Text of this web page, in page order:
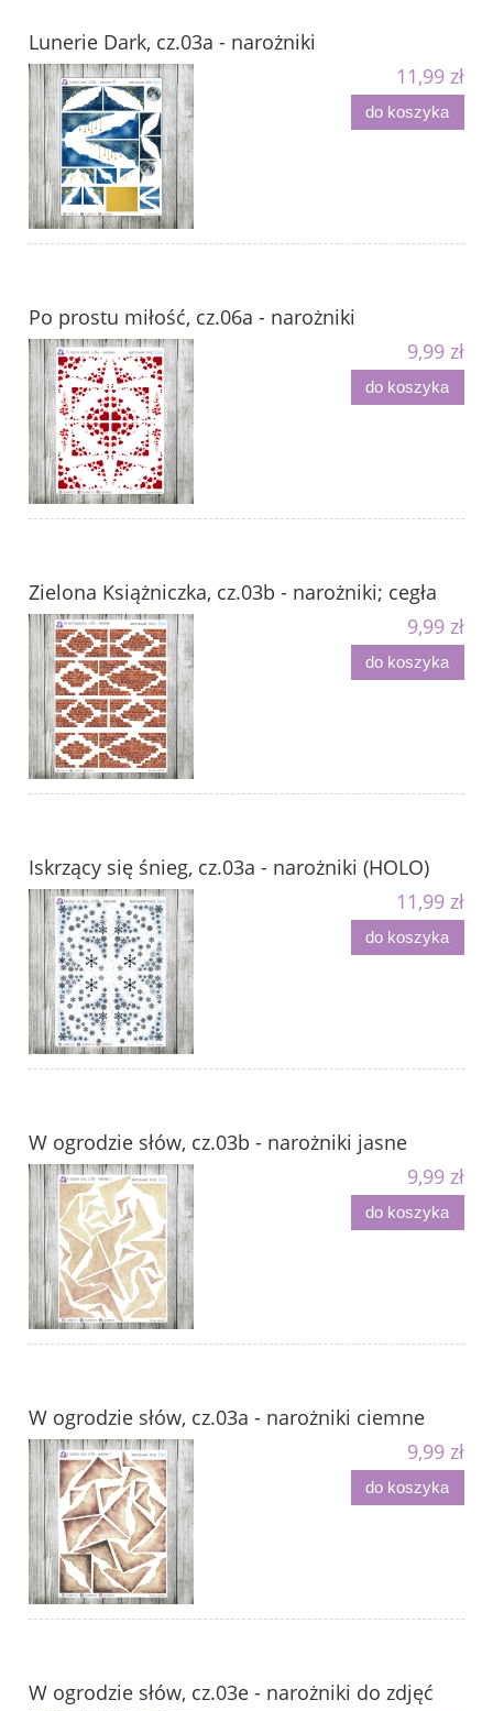
Lunerie Dark, cz.03a - narożniki
11,99 zł
do koszyka
Po prostu miłość, cz.06a - narożniki
9,99 zł
do koszyka
Zielona Książniczka, cz.03b - narożniki; cegła
9,99 zł
do koszyka
Iskrzący się śnieg, cz.03a - narożniki (HOLO)
11,99 zł
do koszyka
W ogrodzie słów, cz.03b - narożniki jasne
9,99 zł
do koszyka
W ogrodzie słów, cz.03a - narożniki ciemne
9,99 zł
do koszyka
W ogrodzie słów, cz.03e - narożniki do zdjęć